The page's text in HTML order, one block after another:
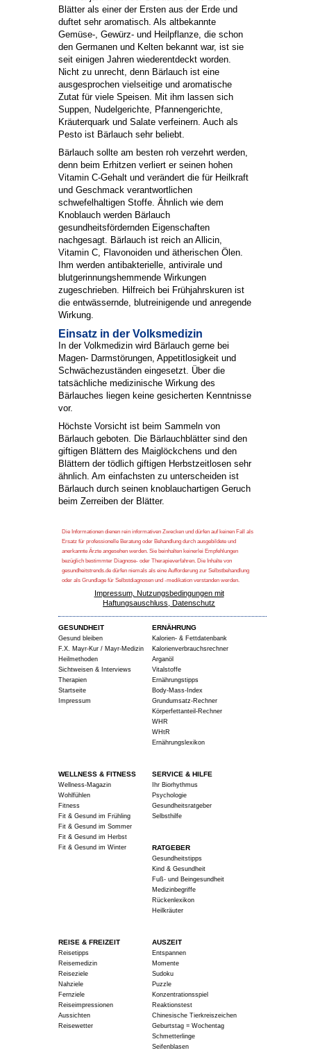
Blätter als einer der Ersten aus der Erde und
duftet sehr aromatisch. Als altbekannte
Gemüse-, Gewürz- und Heilpflanze, die schon
den Germanen und Kelten bekannt war, ist sie
seit einigen Jahren wiederentdeckt worden.
Nicht zu unrecht, denn Bärlauch ist eine
ausgesprochen vielseitige und aromatische
Zutat für viele Speisen. Mit ihm lassen sich
Suppen, Nudelgerichte, Pfannengerichte,
Kräuterquark und Salate verfeinern. Auch als
Pesto ist Bärlauch sehr beliebt.
Bärlauch sollte am besten roh verzehrt werden,
denn beim Erhitzen verliert er seinen hohen
Vitamin C-Gehalt und verändert die für Heilkraft
und Geschmack verantwortlichen
schwefelhaltigen Stoffe. Ähnlich wie dem
Knoblauch werden Bärlauch
gesundheitsfördernden Eigenschaften
nachgesagt. Bärlauch ist reich an Allicin,
Vitamin C, Flavonoiden und ätherischen Ölen.
Ihm werden antibakterielle, antivirale und
blutgerinnungshemmende Wirkungen
zugeschrieben. Hilfreich bei Frühjahrskuren ist
die entwässernde, blutreinigende und anregende
Wirkung.
Einsatz in der Volksmedizin
In der Volkmedizin wird Bärlauch gerne bei
Magen- Darmstörungen, Appetitlosigkeit und
Schwächezuständen eingesetzt. Über die
tatsächliche medizinische Wirkung des
Bärlauches liegen keine gesicherten Kenntnisse
vor.
Höchste Vorsicht ist beim Sammeln von
Bärlauch geboten. Die Bärlauchblätter sind den
giftigen Blättern des Maiglöckchens und den
Blättern der tödlich giftigen Herbstzeitlosen sehr
ähnlich. Am einfachsten zu unterscheiden ist
Bärlauch durch seinen knoblauchartigen Geruch
beim Zerreiben der Blätter.
Die Informationen dienen rein informativen Zwecken und dürfen auf keinen Fall als
Ersatz für professionelle Beratung oder Behandlung durch ausgebildete und
anerkannte Ärzte angesehen werden. Sie beinhalten keinerlei Empfehlungen
bezüglich bestimmter Diagnose- oder Therapieverfahren. Die Inhalte von
gesundheitstrends.de dürfen niemals als eine Aufforderung zur Selbstbehandlung
oder als Grundlage für Selbstdiagnosen und -medikation verstanden werden.
Impressum, Nutzungsbedingungen mit
Haftungsauschluss, Datenschutz
GESUNDHEIT
Gesund bleiben
F.X. Mayr-Kur / Mayr-Medizin
Heilmethoden
Sichtweisen & Interviews
Therapien
Startseite
Impressum
ERNÄHRUNG
Kalorien- & Fettdatenbank
Kalorienverbrauchsrechner
Arganöl
Vitalstoffe
Ernährungstipps
Body-Mass-Index
Grundumsatz-Rechner
Körperfettanteil-Rechner
WHR
WHtR
Ernährungslexikon
WELLNESS & FITNESS
Wellness-Magazin
Wohlfühlen
Fitness
Fit & Gesund im Frühling
Fit & Gesund im Sommer
Fit & Gesund im Herbst
Fit & Gesund im Winter
SERVICE & HILFE
Ihr Biorhythmus
Psychologie
Gesundheitsratgeber
Selbsthilfe
RATGEBER
Gesundheitstipps
Kind & Gesundheit
Fuß- und Beingesundheit
Medizinbegriffe
Rückenlexikon
Heilkräuter
REISE & FREIZEIT
Reisetipps
Reisemedizin
Reiseziele
Nahziele
Fernziele
Reiseimpressionen
Aussichten
Reisewetter
AUSZEIT
Entspannen
Momente
Sudoku
Puzzle
Konzentrationsspiel
Reaktionstest
Chinesische Tierkreiszeichen
Geburtstag = Wochentag
Schmetterlinge
Seifenblasen